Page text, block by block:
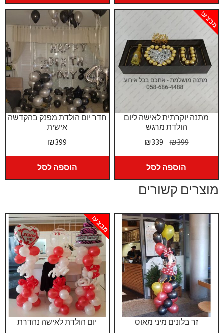
₪425.
₪389.
חדר יום הולדת מפנק בהקדשה
אישית
₪399
הוספה לסל
מתנה יוקרתית לאישה ליום
הולדת מרגש
מבצע!
₪399
המחיר
המקורי
היה:
₪399.
₪339
הנוכחי
₪339.
הוספה לסל
מוצרים קשורים
יום הולדת לאישה נהדרת
מבצע!
זר בלונים מיני מאוס